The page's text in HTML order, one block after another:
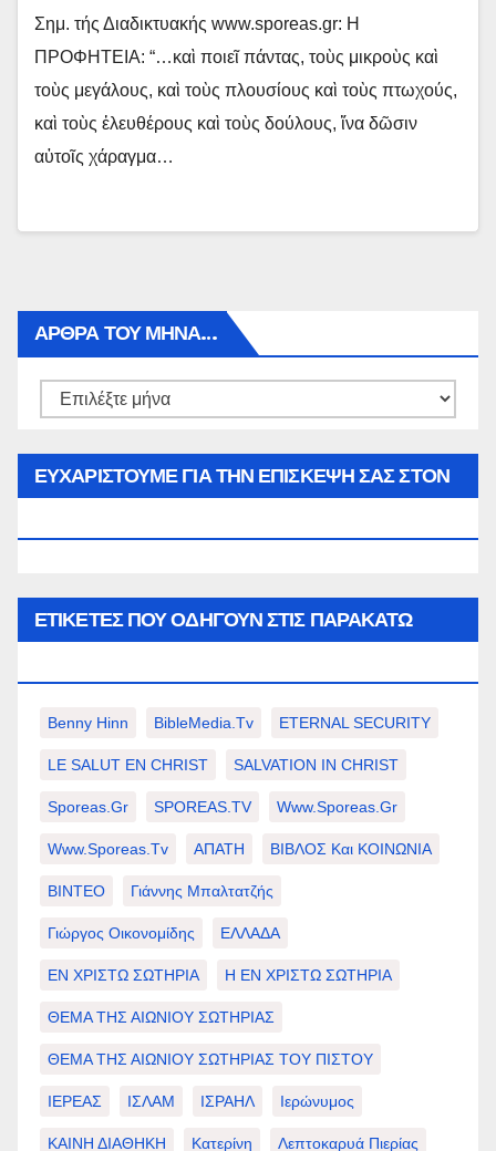
Σημ. τής Διαδικτυακής www.sporeas.gr: Η
ΠΡΟΦΗΤΕΙΑ: “…καὶ ποιεῖ πάντας, τοὺς μικροὺς καὶ
τοὺς μεγάλους, καὶ τοὺς πλουσίους καὶ τοὺς πτωχούς,
καὶ τοὺς ἐλευθέρους καὶ τοὺς δούλους, ἵνα δῶσιν
αὐτοῖς χάραγμα…
ΑΡΘΡΑ ΤΟΥ ΜΉΝΑ…
Αρθρα
ΕΥΧΑΡΙΣΤΟΥΜΕ ΓΙΑ ΤΗΝ ΕΠΙΣΚΕΨΗ ΣΑΣ ΣΤΟΝ
ΕΤΙΚΈΤΕΣ ΠΟΥ ΟΔΗΓΟΎΝ ΣΤΙΣ ΠΑΡΑΚΆΤΩ
Benny Hinn BibleMedia.tv ETERNAL SECURITY
LE SALUT EN CHRIST SALVATION IN CHRIST
Sporeas.gr SPOREAS.TV Www.sporeas.gr
Www.sporeas.tv ΑΠΑΤΗ ΒΙΒΛΟΣ Και ΚΟΙΝΩΝΙΑ
ΒΙΝΤΕΟ Γιάννης Μπαλτατζής
Γιώργος Οικονομίδης ΕΛΛΑΔΑ
ΕΝ ΧΡΙΣΤΩ ΣΩΤΗΡΙΑ Η ΕΝ ΧΡΙΣΤΩ ΣΩΤΗΡΙΑ
ΘΕΜΑ ΤΗΣ ΑΙΩΝΙΟΥ ΣΩΤΗΡΙΑΣ
ΘΕΜΑ ΤΗΣ ΑΙΩΝΙΟΥ ΣΩΤΗΡΙΑΣ ΤΟΥ ΠΙΣΤΟΥ
ΙΕΡΕΑΣ ΙΣΛΑΜ ΙΣΡΑΗΛ Ιερώνυμος
ΚΑΙΝΗ ΔΙΑΘΗΚΗ Κατερίνη Λεπτοκαρυά Πιερίας